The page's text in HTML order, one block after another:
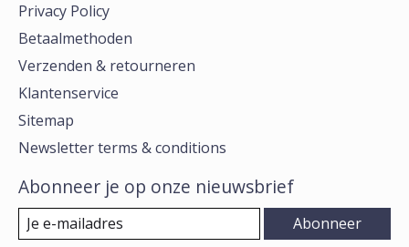
Privacy Policy
Betaalmethoden
Verzenden & retourneren
Klantenservice
Sitemap
Newsletter terms & conditions
Abonneer je op onze nieuwsbrief
Abonneer